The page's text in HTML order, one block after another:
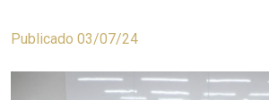
Publicado 03/07/24